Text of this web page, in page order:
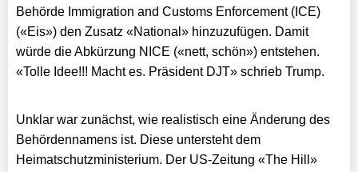
Behörde Immigration and Customs Enforcement (ICE)
(«Eis») den Zusatz «National» hinzuzufügen. Damit
würde die Abkürzung NICE («nett, schön») entstehen.
«Tolle Idee!!! Macht es. Präsident DJT» schrieb Trump.
Unklar war zunächst, wie realistisch eine Änderung des
Behördennamens ist. Diese untersteht dem
Heimatschutzministerium. Der US-Zeitung «The Hill»